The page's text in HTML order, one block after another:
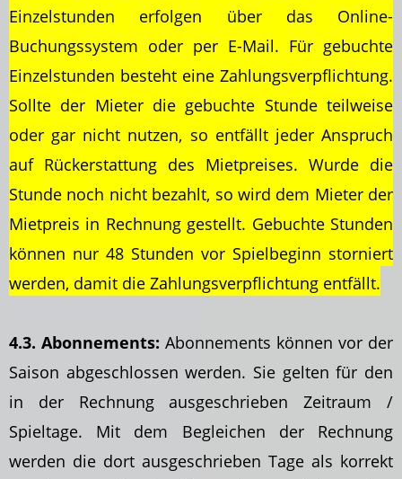
Einzelstunden erfolgen über das Online-
Buchungssystem oder per E-Mail. Für gebuchte
Einzelstunden besteht eine Zahlungsverpflichtung.
Sollte der Mieter die gebuchte Stunde teilweise
oder gar nicht nutzen, so entfällt jeder Anspruch
auf Rückerstattung des Mietpreises. Wurde die
Stunde noch nicht bezahlt, so wird dem Mieter der
Mietpreis in Rechnung gestellt. Gebuchte Stunden
können nur 48 Stunden vor Spielbeginn storniert
werden, damit die Zahlungsverpflichtung entfällt.
4.3. Abonnements: Abonnements können vor der
Saison abgeschlossen werden. Sie gelten für den
in der Rechnung ausgeschrieben Zeitraum /
Spieltage. Mit dem Begleichen der Rechnung
werden die dort ausgeschrieben Tage als korrekt